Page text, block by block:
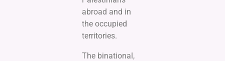
abroad and in
the occupied
territories.
The binational,